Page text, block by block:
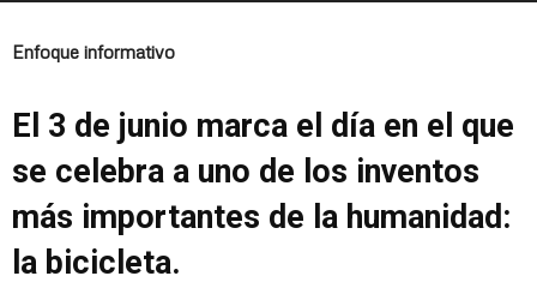
Enfoque informativo
El 3 de junio marca el día en el que
se celebra a uno de los inventos
más importantes de la humanidad:
la bicicleta.